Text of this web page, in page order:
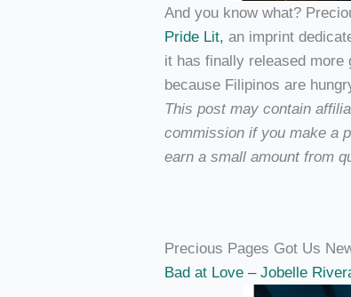
And you know what?
Pride Lit, an imprint
it has finally released
because Filipinos are
This post may contain
commission if you make a
earn a small amount from
Precious Pages Got Us
Bad at Love – Jobelle